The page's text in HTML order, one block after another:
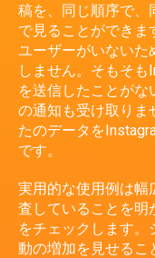
稿を、同じ順序で、
で見ることができま
ユーザーがいないた
しません。そもそ
を送信したことが
の通知も受け取りま
たのデータを
です。
実用的な使用例は幅
査していることを明
をチェックします
動の増加を見せるこ